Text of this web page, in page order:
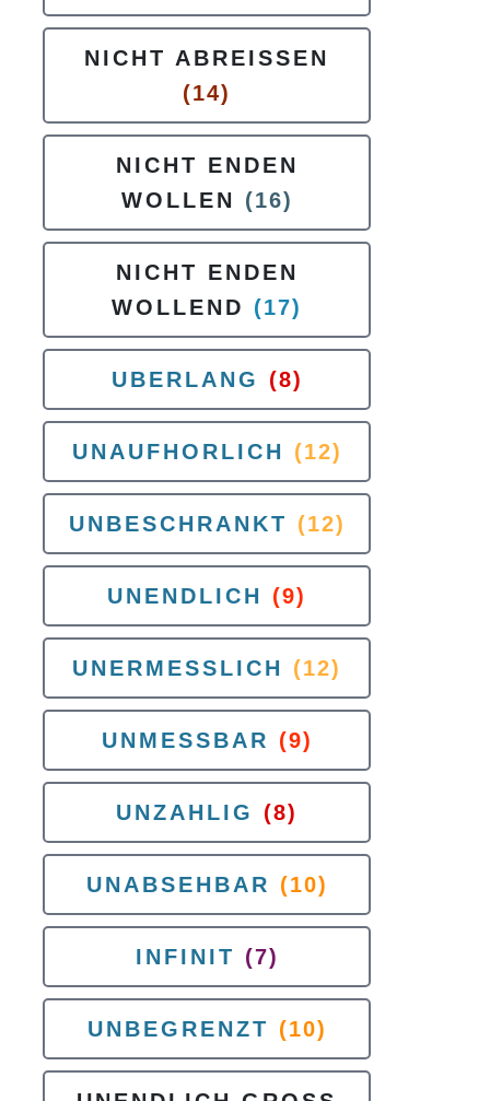
NICHT ABREISSEN
(14)
NICHT ENDEN
WOLLEN
(16)
NICHT ENDEN
WOLLEND (17)
UBERLANG (8)
UNAUFHORLICH (12)
UNBESCHRANKT (12)
UNENDLICH (9)
UNERMESSLICH (12)
UNMESSBAR (9)
UNZAHLIG (8)
UNABSEHBAR (10)
INFINIT (7)
UNBEGRENZT (10)